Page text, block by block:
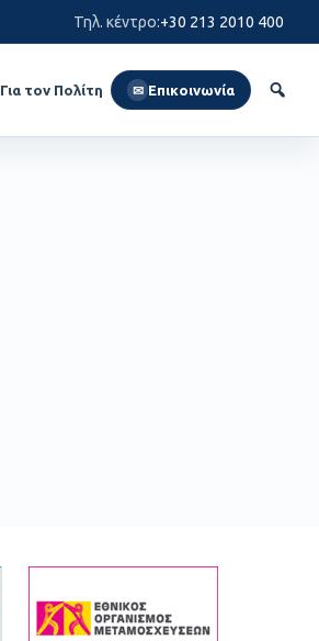
Τηλ. κέντρο:+30 213 2010 400
Για τον Πολίτη ✉ Επικοινωνία